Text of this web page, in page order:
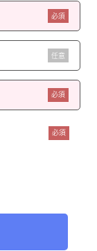
必須
任意
必須
必須